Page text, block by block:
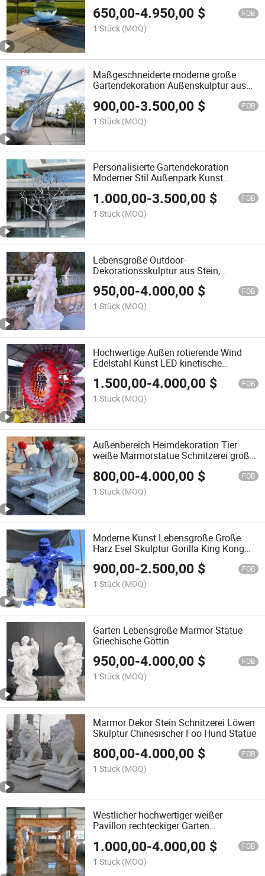
650,00-4.950,00 $ FOB
1 Stück (MOQ)
Maßgeschneiderte moderne große
Gartendekoration Außenskulptur aus
900,00-3.500,00 $ FOB
1 Stück (MOQ)
Personalisierte Gartendekoration
Moderner Stil Außenpark Kunst
1.000,00-3.500,00 $ FOB
1 Stück (MOQ)
Lebensgroße Outdoor-
Dekorationsskulptur aus Stein,
handgeschnitzt, Marmorf figurstatue
950,00-4.000,00 $ FOB
1 Stück (MOQ)
Hochwertige Außen rotierende Wind
Edelstahl Kunst LED kinetische
1.500,00-4.000,00 $ FOB
1 Stück (MOQ)
Außenbereich Heimdekoration Tier
weiße Marmorstatue Schnitzerei große
800,00-4.000,00 $ FOB
1 Stück (MOQ)
Moderne Kunst Lebensgroße Große
Harz Esel Skulptur Gorilla King Kong
900,00-2.500,00 $ FOB
1 Stück (MOQ)
Garten Lebensgroße Marmor Statue
Griechische Göttin
950,00-4.000,00 $ FOB
1 Stück (MOQ)
Marmor Dekor Stein Schnitzerei Löwen
Skulptur Chinesischer Foo Hund Statue
800,00-4.000,00 $ FOB
1 Stück (MOQ)
Westlicher hochwertiger weißer
Pavillon rechteckiger Garten
1.000,00-4.000,00 $ FOB
1 Stück (MOQ)